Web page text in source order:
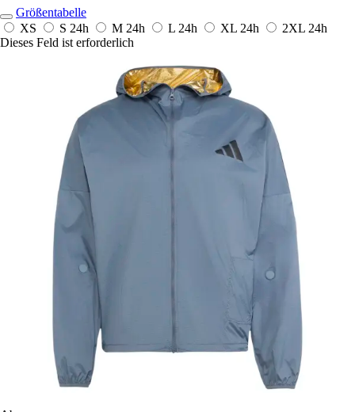
Größentabelle
XS
S 24h M 24h L 24h XL 24h 2XL 24h
Dieses Feld ist erforderlich